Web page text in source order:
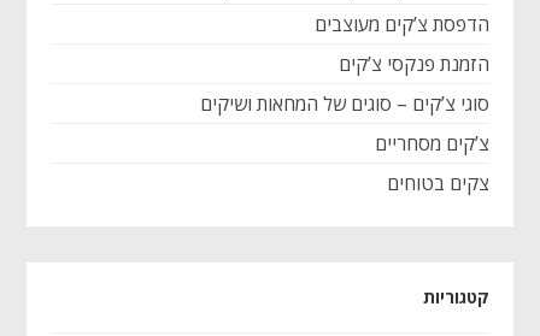
הדפסת צ’קים מעוצבים
הזמנת פנקסי צ’קים
סוגי צ’קים – סוגים של המחאות ושיקים
צ’קים מסחריים
צקים בטוחים
קטגוריות